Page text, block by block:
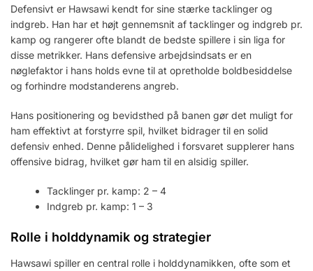
Defensivt er Hawsawi kendt for sine stærke tacklinger og
indgreb. Han har et højt gennemsnit af tacklinger og indgreb pr.
kamp og rangerer ofte blandt de bedste spillere i sin liga for
disse metrikker. Hans defensive arbejdsindsats er en
nøglefaktor i hans holds evne til at opretholde boldbesiddelse
og forhindre modstanderens angreb.
Hans positionering og bevidsthed på banen gør det muligt for
ham effektivt at forstyrre spil, hvilket bidrager til en solid
defensiv enhed. Denne pålidelighed i forsvaret supplerer hans
offensive bidrag, hvilket gør ham til en alsidig spiller.
Tacklinger pr. kamp: 2 – 4
Indgreb pr. kamp: 1 – 3
Rolle i holddynamik og strategier
Hawsawi spiller en central rolle i holddynamikken, ofte som et